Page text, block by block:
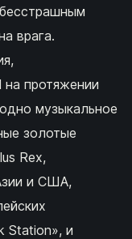
врага.
протяжении
музыкальное
золотые
Rex,
и США,
Station», и